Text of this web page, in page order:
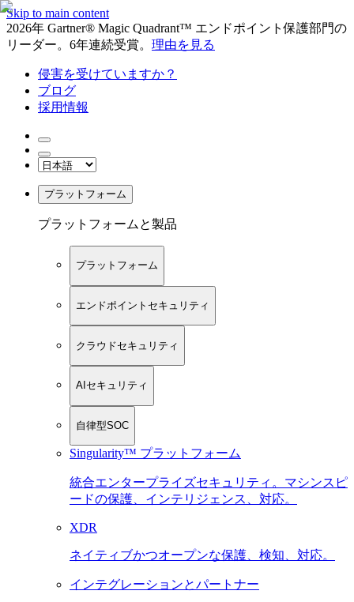
Skip to main content
2026年 Gartner® Magic Quadrant™ エンドポイント保護部門の
リーダー。6年連続受賞。 理由を見る
侵害を受けていますか？
ブログ
採用情報
プラットフォーム
プラットフォームと製品
プラットフォーム
エンドポイントセキュリティ
クラウドセキュリティ
AIセキュリティ
自律型SOC
Singularity™ プラットフォーム
統合エンタープライズセキュリティ。マシンスピ
ードの保護、インテリジェンス、対応。
XDR
ネイティブかつオープンな保護、検知、対応。
インテグレーションとパートナー